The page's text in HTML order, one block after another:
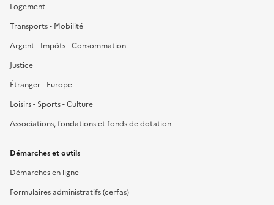
Logement
Transports - Mobilité
Argent - Impôts - Consommation
Justice
Étranger - Europe
Loisirs - Sports - Culture
Associations, fondations et fonds de dotation
Démarches et outils
Démarches en ligne
Formulaires administratifs (cerfas)